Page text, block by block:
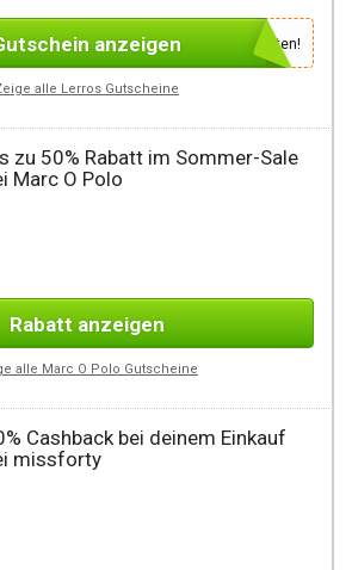
um den Gutscheincode zu erhalten!
anzeigen
alle Lerros Gutscheine
zu 50% Rabatt im Sommer-Sale
Marc O Polo
Rabatt anzeigen
alle Marc O Polo Gutscheine
Cashback bei deinem Einkauf
missforty